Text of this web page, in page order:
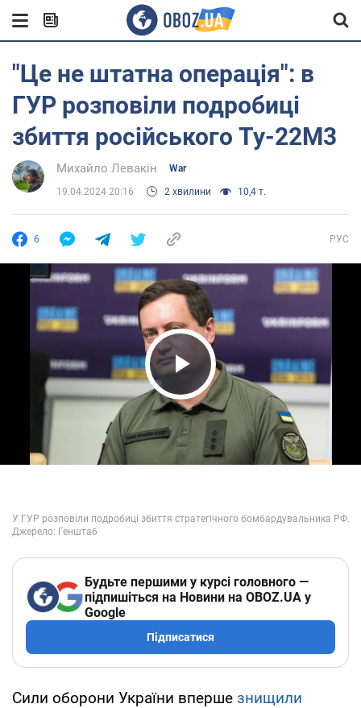
"Це не штатна операція": в
ГУР розповіли подробиці
збиття російського Ту-22М3
Михайло Левакін War
19.04.2024 20:16 2 хвилини 10,4 т.
6 РУС
Play Video
Будьте першими у курсі головного —
підпишіться на Новини на OBOZ.UA у
Google
Підписатися
Сили оборони України вперше знищили